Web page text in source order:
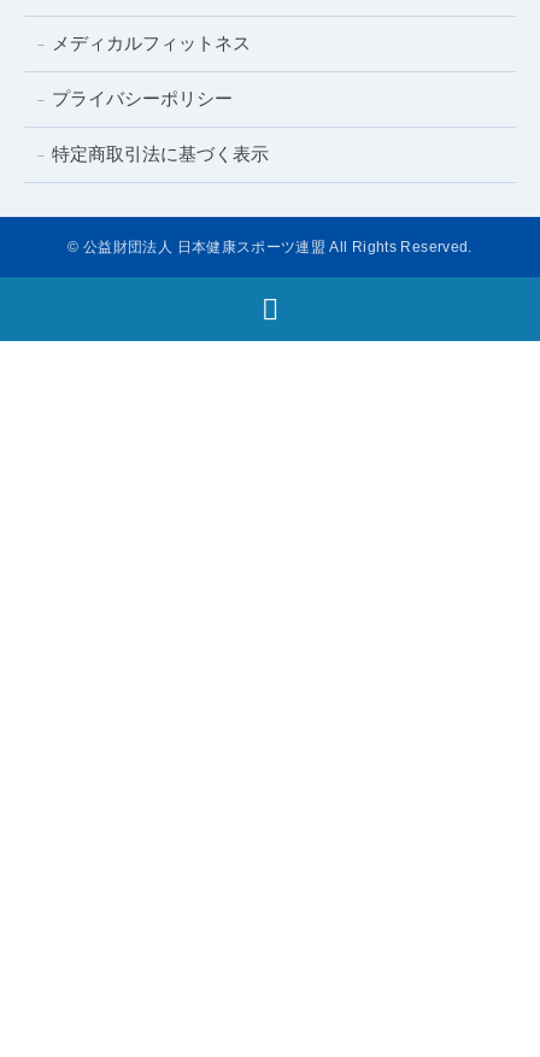
メディカルフィットネス
プライバシーポリシー
特定商取引法に基づく表示
© 公益財団法人 日本健康スポーツ連盟 All Rights Reserved.